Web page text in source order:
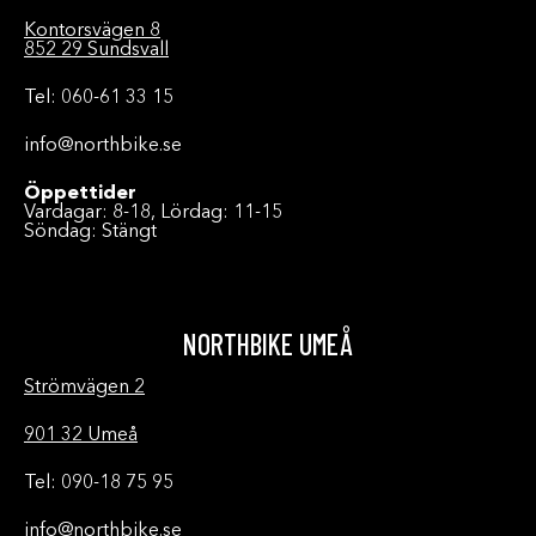
Kontorsvägen 8
852 29 Sundsvall
Tel: 060-61 33 15
info@northbike.se
Öppettider
Vardagar: 8-18, Lördag: 11-15
Söndag: Stängt
NORTHBIKE UMEÅ
Strömvägen 2
901 32 Umeå
Tel: 090-18 75 95
info@northbike.se